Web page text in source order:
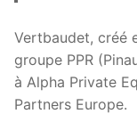
Vertbaudet, créé
groupe PPR
à Alpha Private
Partners Europe.